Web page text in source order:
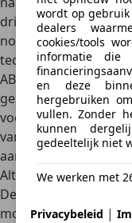
drie
nog niet zo
technologieën waren
ABS en airbagshun
gezet in 1995, toen
voorstoelen naar
van de bestelbus
aanzienlijk
Alternatieven
De Toyota Hiace is,
modelgeneratie, een
wordt op
dealers
cookies/tools
informatie
en deze
hergebruiken
vullen. Zonder
kunnen
gedeeltelijk niet
We werken met
Privacybeleid |